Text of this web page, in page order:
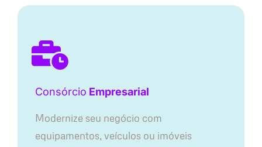
Consórcio Empresarial
Modernize seu negócio com
equipamentos, veículos ou imóveis